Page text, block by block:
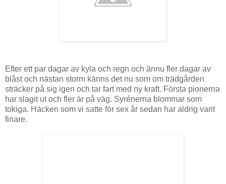
Efter ett par dagar av kyla och regn och ännu fler dagar av
blåst och nästan storm känns det nu som om trädgården
sträcker på sig igen och tar fart med ny kraft. Första pionerna
har slagit ut och fler är på väg. Syrénerna blommar som
tokiga. Häcken som vi satte för sex år sedan har aldrig varit
finare.